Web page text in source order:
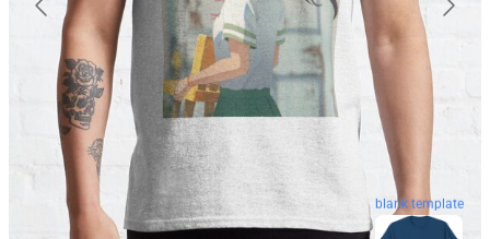
blank template